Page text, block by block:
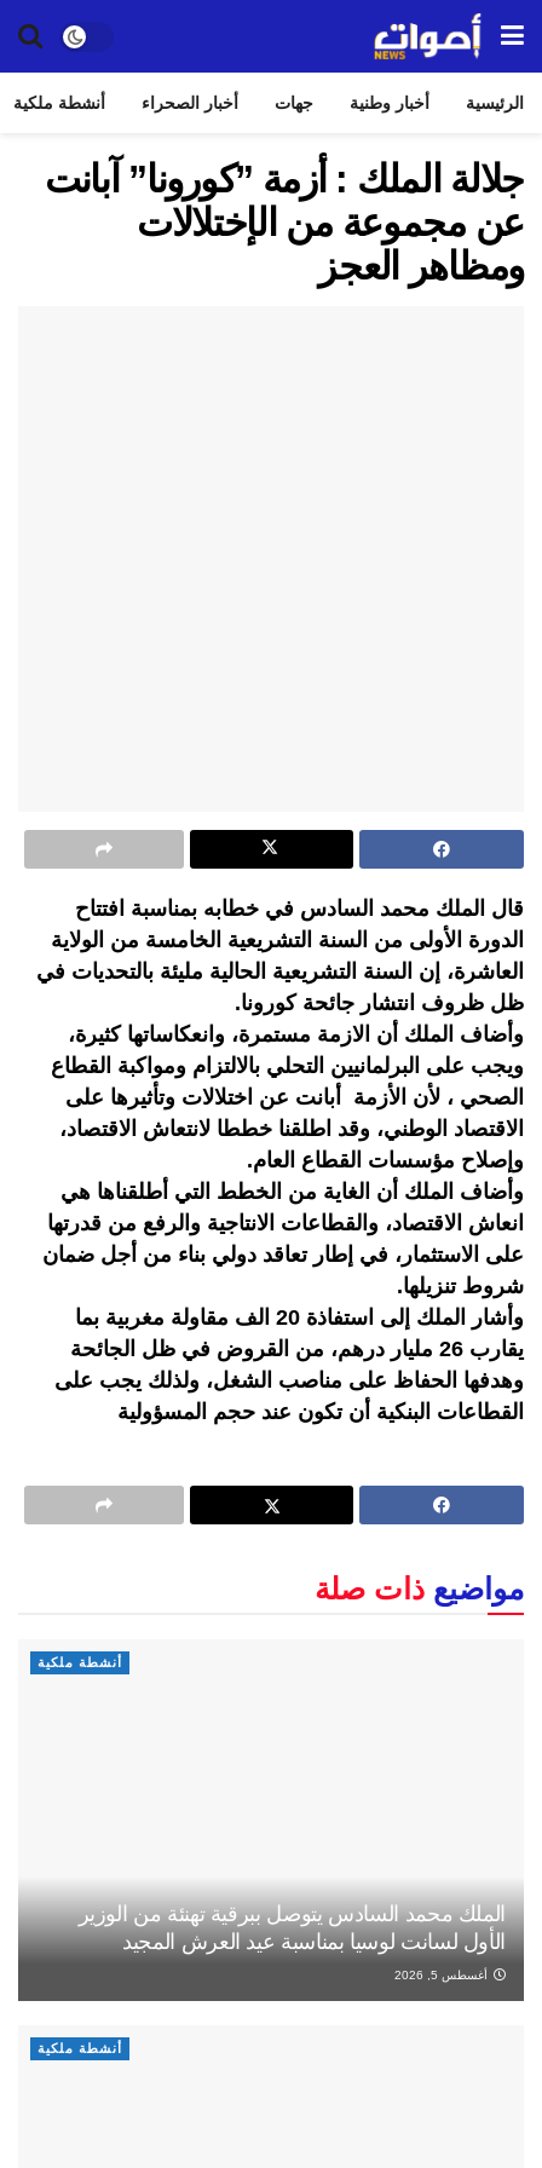
الرئيسية أخبار وطنية جهات أخبار الصحراء أنشطة ملكية
جلالة الملك : أزمة ”كورونا” آبانت
عن مجموعة من الإختلالات
ومظاهر العجز
قال الملك محمد السادس في خطابه بمناسبة افتتاح
الدورة الأولى من السنة التشريعية الخامسة من الولاية
العاشرة، إن السنة التشريعية الحالية مليئة بالتحديات في
ظل ظروف انتشار جائحة كورونا.
وأضاف الملك أن الازمة مستمرة، وانعكاساتها كثيرة،
ويجب على البرلمانيين التحلي بالالتزام ومواكبة القطاع
الصحي ، لأن الأزمة أبانت عن اختلالات وتأثيرها على
الاقتصاد الوطني، وقد اطلقنا خططا لانتعاش الاقتصاد،
وإصلاح مؤسسات القطاع العام.
وأضاف الملك أن الغاية من الخطط التي أطلقناها هي
انعاش الاقتصاد، والقطاعات الانتاجية والرفع من قدرتها
على الاستثمار، في إطار تعاقد دولي بناء من أجل ضمان
شروط تنزيلها.
وأشار الملك إلى استفاذة 20 الف مقاولة مغربية بما
يقارب 26 مليار درهم، من القروض في ظل الجائحة
وهدفها الحفاظ على مناصب الشغل، ولذلك يجب على
القطاعات البنكية أن تكون عند حجم المسؤولية
مواضيع ذات صلة
أنشطة ملكية
الملك محمد السادس يتوصل ببرقية تهنئة من الوزير
الأول لسانت لوسيا بمناسبة عيد العرش المجيد
أغسطس 5, 2026
أنشطة ملكية